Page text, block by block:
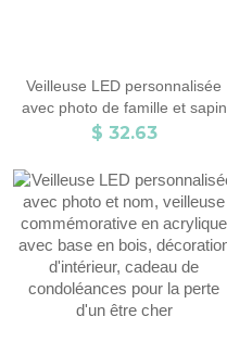
Veilleuse LED personnalisée
avec photo de famille et sapin
de Noël, avec socle, décoration
famille/couple/amis
$ 32.63